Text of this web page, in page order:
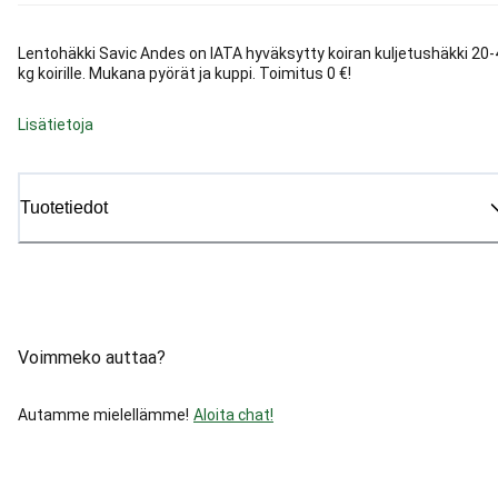
Lentohäkki Savic Andes on IATA hyväksytty koiran kuljetushäkki 20-
kg koirille. Mukana pyörät ja kuppi. Toimitus 0 €!
Lisätietoja
Tuotetiedot
Voimmeko auttaa?
Autamme mielellämme! Aloita chat!